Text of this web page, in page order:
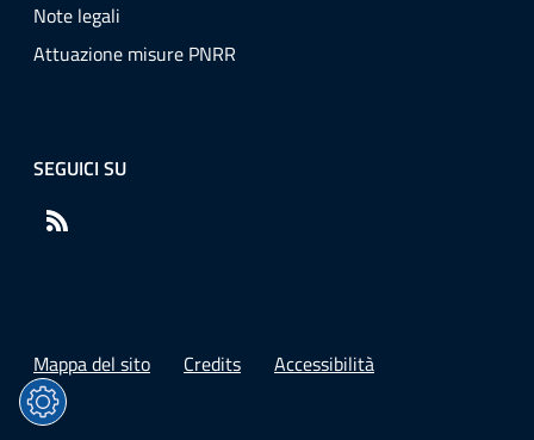
Note legali
Attuazione misure PNRR
SEGUICI SU
Mappa del sito Credits Accessibilità